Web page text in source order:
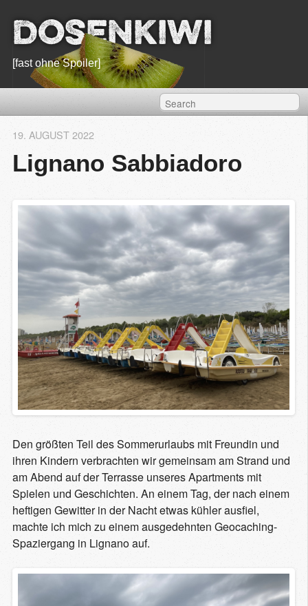
Dosenkiwi
[fast ohne Spoiler]
Lignano Sabbiadoro
19. AUGUST 2022
Den größten Teil des Sommerurlaubs mit Freundin und
ihren Kindern verbrachten wir gemeinsam am Strand und
am Abend auf der Terrasse unseres Apartments mit
Spielen und Geschichten. An einem Tag, der nach einem
heftigen Gewitter in der Nacht etwas kühler ausfiel,
machte ich mich zu einem ausgedehnten Geocaching-
Spaziergang in Lignano auf.